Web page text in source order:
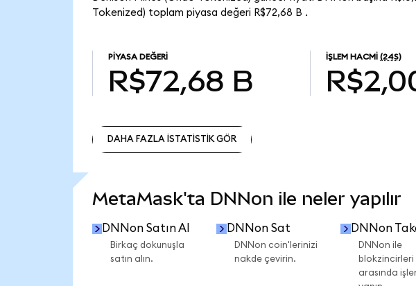
Tokenized) toplam piyasa değeri R$72,68 B .
PIYASA DEĞERI
R$72,68 B
İŞLEM HACMI (24S)
DAHA FAZLA İSTATİSTİK GÖR
MetaMask'ta DNNon ile neler yapılır
DNNon Satın Al
Birkaç dokunuşla
satın alın.
DNNon Sat
DNNon coin'lerinizi
nakde çevirin.
DNNon
DNNon ile
blokzincirleri
arasında